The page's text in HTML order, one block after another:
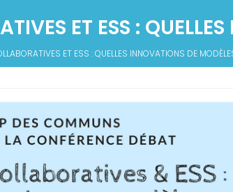
ET ESS :
ET ESS : QUELLES INNOVATIONS DE